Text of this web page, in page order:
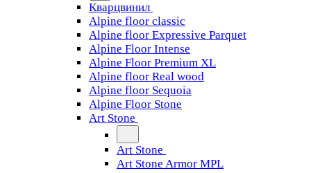
Кварцвинил
Alpine floor classic
Alpine floor Expressive Parquet
Alpine Floor Intense
Alpine Floor Premium XL
Alpine floor Real wood
Alpine floor Sequoia
Alpine Floor Stone
Art Stone
Art Stone
Art Stone Armor MPL